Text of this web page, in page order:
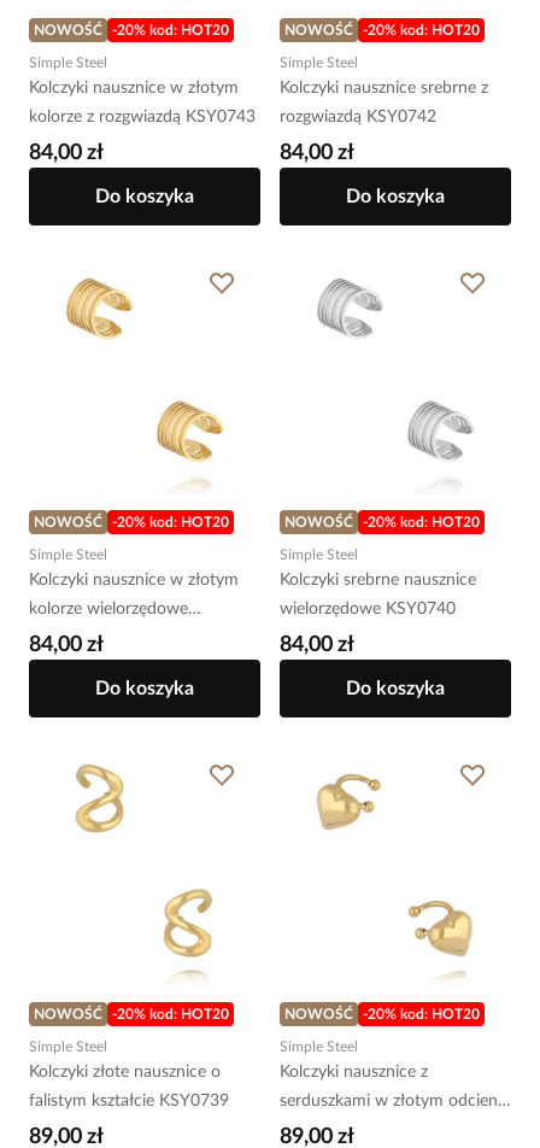
NOWOŚĆ -20% kod: HOT20
Simple Steel
Kolczyki nausznice w złotym
kolorze z rozgwiazdą KSY0743
84,00 zł
Do koszyka
NOWOŚĆ -20% kod: HOT20
Simple Steel
Kolczyki nausznice srebrne z
rozgwiazdą KSY0742
84,00 zł
Do koszyka
NOWOŚĆ -20% kod: HOT20
Simple Steel
Kolczyki nausznice w złotym
kolorze wielorzędowe
KSY0741
84,00 zł
Do koszyka
NOWOŚĆ -20% kod: HOT20
Simple Steel
Kolczyki srebrne nausznice
wielorzędowe KSY0740
84,00 zł
Do koszyka
NOWOŚĆ -20% kod: HOT20
Simple Steel
Kolczyki złote nausznice o
falistym kształcie KSY0739
89,00 zł
NOWOŚĆ -20% kod: HOT20
Simple Steel
Kolczyki nausznice z
serduszkami w złotym odcieniu
KSY0737
89,00 zł